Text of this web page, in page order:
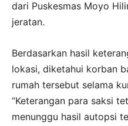
dari Puskesmas Moyo
jeratan.
Berdasarkan hasil
lokasi, diketahui korban
rumah tersebut selama
“Keterangan para saksi
menunggu hasil autopsi